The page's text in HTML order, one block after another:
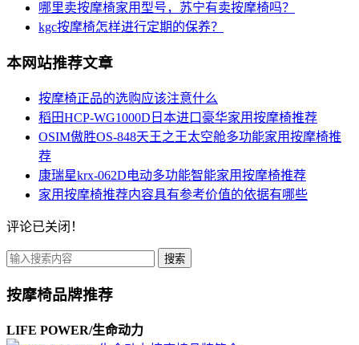
哪里卖按摩椅家用型号，苏宁有卖按摩椅吗？
kgc按摩椅怎样进行定期的保养？
本网站推荐文章
按摩椅正品的选购应该注意什么
稻田HCP-WG1000D日本进口豪华家用按摩椅推荐
OSIM傲胜OS-848天王之王太空舱多功能家用按摩椅推
荐
康瑞星krx-062D电动多功能智能家用按摩椅推荐
家用按摩椅推荐内容具有参考价值的依据有哪些
评论已关闭！
搜索
按摩椅品牌推荐
LIFE POWER/生命动力